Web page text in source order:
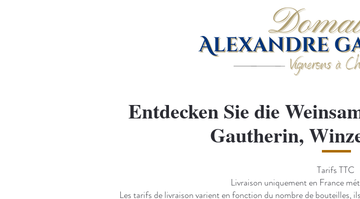
Entdecken Sie die
Gautherin,
​​Tarifs TTC
Livraison uniquement en France
Les tarifs de livraison varient en fonction du nombre de bouteilles,